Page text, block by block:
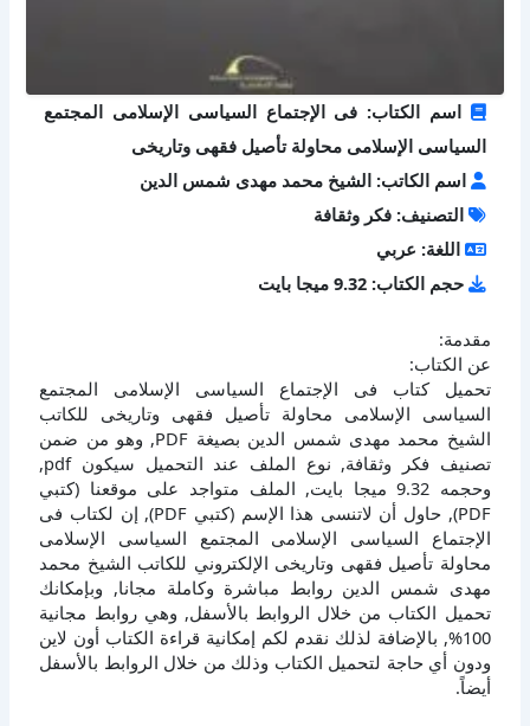
اسم الكتاب: فى الإجتماع السياسى الإسلامى المجتمع
السياسى الإسلامى محاولة تأصيل فقهى وتاريخى
اسم الكاتب: الشيخ محمد مهدى شمس الدين
التصنيف: فكر وثقافة
اللغة: عربي
حجم الكتاب: 9.32 ميجا بايت
مقدمة:
عن الكتاب:
تحميل كتاب فى الإجتماع السياسى الإسلامى المجتمع
السياسى الإسلامى محاولة تأصيل فقهى وتاريخى للكاتب
الشيخ محمد مهدى شمس الدين بصيغة PDF, وهو من ضمن
تصنيف فكر وثقافة, نوع الملف عند التحميل سيكون pdf,
وحجمه 9.32 ميجا بايت, الملف متواجد على موقعنا (كتبي
PDF), حاول أن لاتنسى هذا الإسم (كتبي PDF), إن لكتاب فى
الإجتماع السياسى الإسلامى المجتمع السياسى الإسلامى
محاولة تأصيل فقهى وتاريخى الإلكتروني للكاتب الشيخ محمد
مهدى شمس الدين روابط مباشرة وكاملة مجانا, وبإمكانك
تحميل الكتاب من خلال الروابط بالأسفل, وهي روابط مجانية
100%, بالإضافة لذلك نقدم لكم إمكانية قراءة الكتاب أون لاين
ودون أي حاجة لتحميل الكتاب وذلك من خلال الروابط بالأسفل
أيضاً.